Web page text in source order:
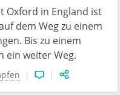
Oxford in England ist
dem Weg zu einem
Bis zu einem
ein weiter Weg.